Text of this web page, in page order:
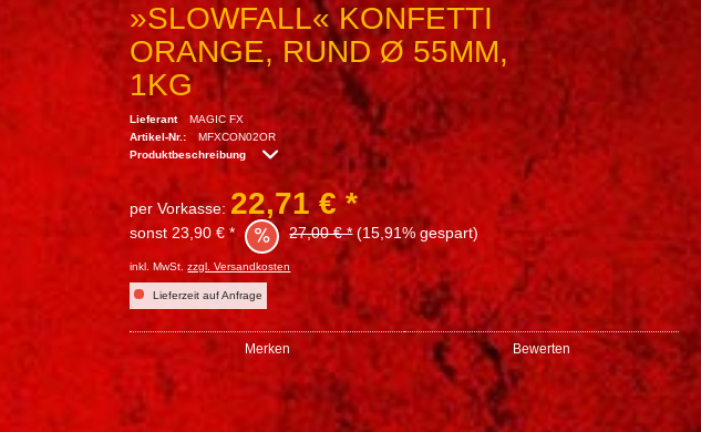
»SLOWFALL« KONFETTI
ORANGE, RUND Ø 55MM,
1KG
Lieferant
MAGIC FX
Artikel-Nr.:
MFXCON02OR
Produktbeschreibung
per Vorkasse: 22,71 € *
sonst 23,90 € * 27,00 € * (15,91% gespart)
inkl. MwSt.zzgl. Versandkosten
Lieferzeit auf Anfrage
Merken Bewerten